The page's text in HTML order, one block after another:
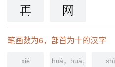
再 网
笔画数为6，部首为十的汉字
xié huá，huà，huā shì